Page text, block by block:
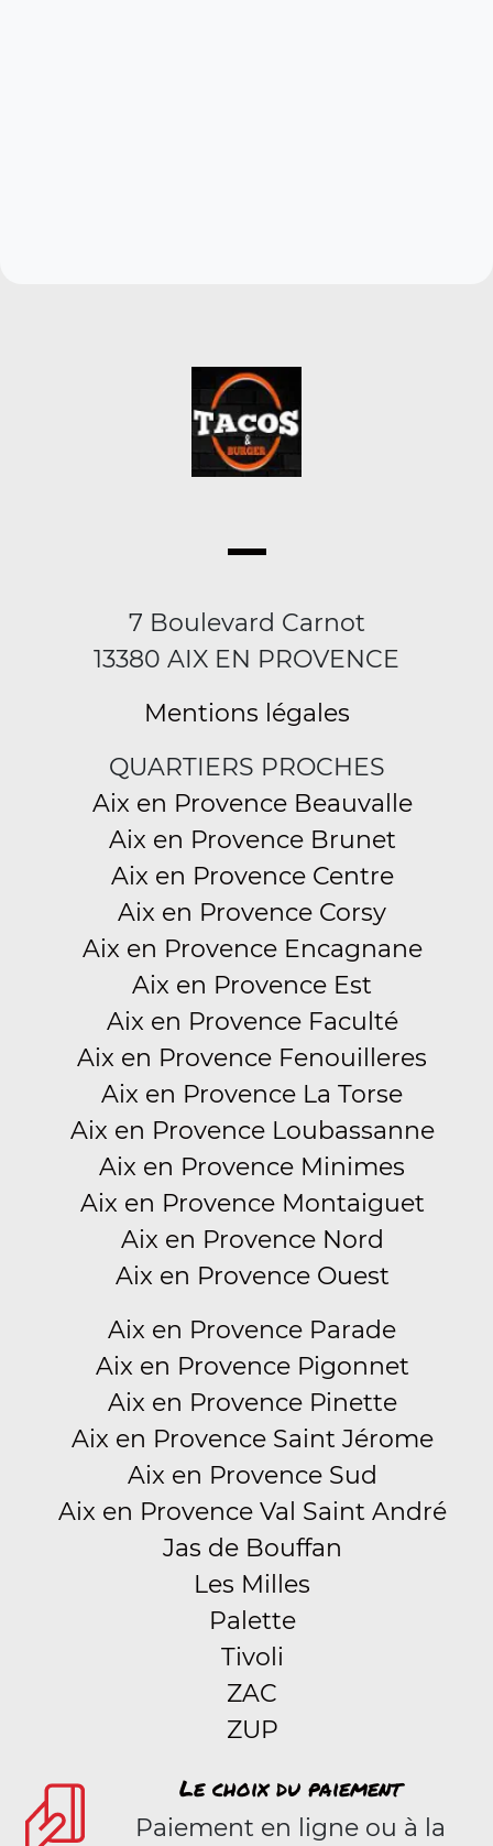
7 Boulevard Carnot
13380 AIX EN PROVENCE
Mentions légales
QUARTIERS PROCHES
Aix en Provence Beauvalle
Aix en Provence Brunet
Aix en Provence Centre
Aix en Provence Corsy
Aix en Provence Encagnane
Aix en Provence Est
Aix en Provence Faculté
Aix en Provence Fenouilleres
Aix en Provence La Torse
Aix en Provence Loubassanne
Aix en Provence Minimes
Aix en Provence Montaiguet
Aix en Provence Nord
Aix en Provence Ouest
Aix en Provence Parade
Aix en Provence Pigonnet
Aix en Provence Pinette
Aix en Provence Saint Jérome
Aix en Provence Sud
Aix en Provence Val Saint André
Jas de Bouffan
Les Milles
Palette
Tivoli
ZAC
ZUP
Le choix du paiement
Paiement en ligne ou à la